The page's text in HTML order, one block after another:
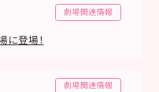
劇場関連情報
に登場！
劇場関連情報